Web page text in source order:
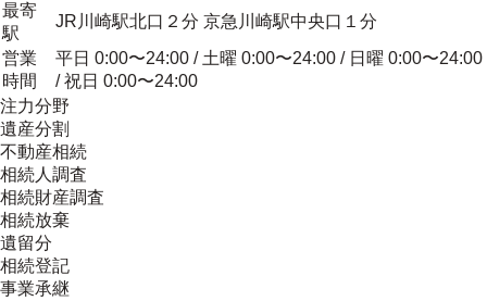
最寄
駅
JR川崎駅北口２分 京急川崎駅中央口１分
営業
時間
平日 0:00〜24:00 / 土曜 0:00〜24:00 / 日曜 0:00〜24:00
/ 祝日 0:00〜24:00
注力分野
遺産分割
不動産相続
相続人調査
相続財産調査
相続放棄
遺留分
相続登記
事業承継